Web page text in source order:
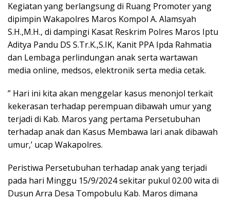
Kegiatan yang berlangsung di Ruang Promoter yang
dipimpin Wakapolres Maros Kompol A. Alamsyah
S.H.,M.H., di dampingi Kasat Reskrim Polres Maros Iptu
Aditya Pandu DS S.Tr.K.,S.IK, Kanit PPA Ipda Rahmatia
dan Lembaga perlindungan anak serta wartawan
media online, medsos, elektronik serta media cetak.
” Hari ini kita akan menggelar kasus menonjol terkait
kekerasan terhadap perempuan dibawah umur yang
terjadi di Kab. Maros yang pertama Persetubuhan
terhadap anak dan Kasus Membawa lari anak dibawah
umur,’ ucap Wakapolres.
Peristiwa Persetubuhan terhadap anak yang terjadi
pada hari Minggu 15/9/2024 sekitar pukul 02.00 wita di
Dusun Arra Desa Tompobulu Kab. Maros dimana